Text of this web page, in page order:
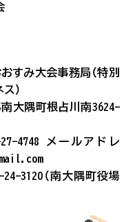
すみ大会事務局（特別
）
大隅町根占川南3624-
27-4748 メールアドレ
3120（南大隅町役場